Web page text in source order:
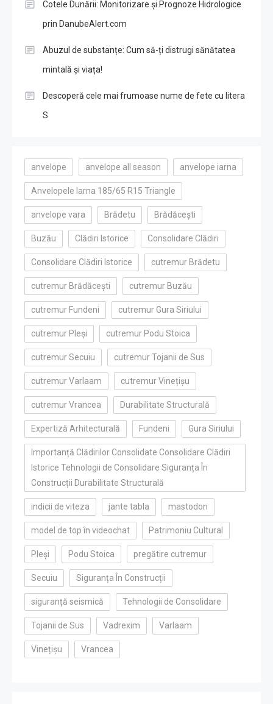
Cotele Dunării: Monitorizare și Prognoze Hidrologice
prin DanubeAlert.com
Abuzul de substanțe: Cum să-ți distrugi sănătatea
mintală și viața!
Descoperă cele mai frumoase nume de fete cu litera
S
anvelope anvelope all season anvelope iarna
Anvelopele Iarna 185/65 R15 Triangle
anvelope vara Brădetu Brădăcești
Buzău Clădiri Istorice Consolidare Clădiri
Consolidare Clădiri Istorice cutremur Brădetu
cutremur Brădăcești cutremur Buzău
cutremur Fundeni cutremur Gura Siriului
cutremur Pleși cutremur Podu Stoica
cutremur Secuiu cutremur Tojanii de Sus
cutremur Varlaam cutremur Vinețișu
cutremur Vrancea Durabilitate Structurală
Expertiză Arhitecturală Fundeni Gura Siriului
Importanță Clădirilor Consolidate Consolidare Clădiri
Istorice Tehnologii de Consolidare Siguranța În
Construcții Durabilitate Structurală
indicii de viteza jante tabla mastodon
model de top în videochat Patrimoniu Cultural
Pleși Podu Stoica pregătire cutremur
Secuiu Siguranța În Construcții
siguranță seismică Tehnologii de Consolidare
Tojanii de Sus Vadrexim Varlaam
Vinețișu Vrancea